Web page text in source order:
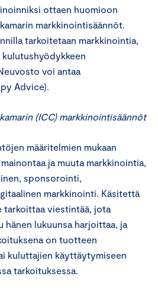
ottaen huomioon
markkinointisäännöt.
tarkoitetaan markkinointia,
voi antaa
Advice).
(ICC) markkinointisäännöt
määritelmien mukaan
ja muuta markkinointia,
sponsorointi,
markkinointi. Käsitettä
tarkoittaa viestintää, jota
hänen lukuunsa harjoittaa, ja
on tuotteen
kuluttajien käyttäytymiseen
tarkoituksessa.